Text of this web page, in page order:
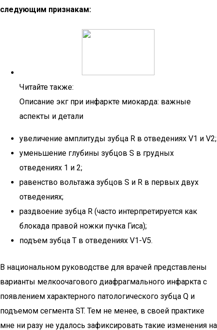
следующим признакам:
Читайте также:
Описание экг при инфаркте миокарда: важные
аспекты и детали
увеличение амплитуды зубца R в отведениях V1 и V2;
уменьшение глубины зубцов S в грудных
отведениях 1 и 2;
равенство вольтажа зубцов S и R в первых двух
отведениях;
раздвоение зубца R (часто интерпретируется как
блокада правой ножки пучка Гиса);
подъем зубца T в отведениях V1-V5.
В национальном руководстве для врачей представлены
варианты мелкоочагового диафрагмального инфаркта с
появлением характерного патологического зубца Q и
подъемом сегмента ST. Тем не менее, в своей практике
мне ни разу не удалось зафиксировать такие изменения на